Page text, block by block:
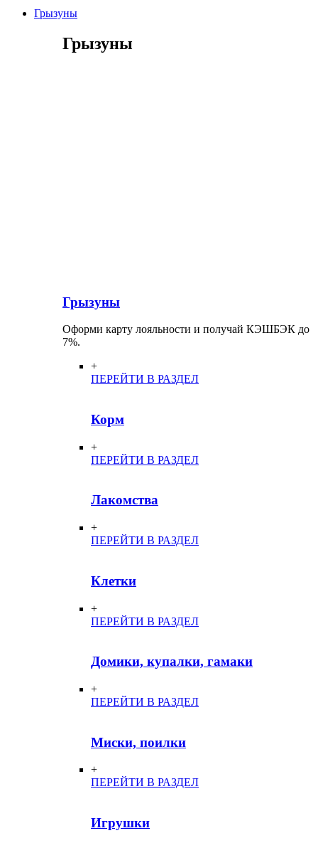
Грызуны
Грызуны
Грызуны
Оформи карту лояльности и получай КЭШБЭК до
7%.
+
ПЕРЕЙТИ В РАЗДЕЛ
Корм
+
ПЕРЕЙТИ В РАЗДЕЛ
Лакомства
+
ПЕРЕЙТИ В РАЗДЕЛ
Клетки
+
ПЕРЕЙТИ В РАЗДЕЛ
Домики, купалки, гамаки
+
ПЕРЕЙТИ В РАЗДЕЛ
Миски, поилки
+
ПЕРЕЙТИ В РАЗДЕЛ
Игрушки